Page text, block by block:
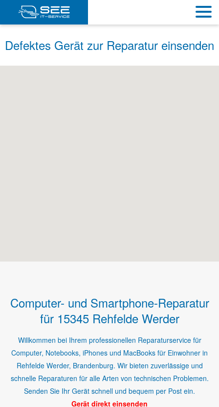
Defektes Gerät zur Reparatur einsenden
Computer- und Smartphone-Reparatur
für 15345 Rehfelde Werder
Willkommen bei Ihrem professionellen Reparaturservice für
Computer, Notebooks, iPhones und MacBooks für Einwohner in
Rehfelde Werder, Brandenburg. Wir bieten zuverlässige und
schnelle Reparaturen für alle Arten von technischen Problemen.
Senden Sie Ihr Gerät schnell und bequem per Post ein.
Gerät direkt einsenden